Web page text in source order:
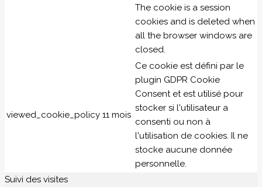
The cookie is a session
cookies and is deleted when
all the browser windows are
closed.
viewed_cookie_policy 11 mois
Ce cookie est défini par le
plugin GDPR Cookie
Consent et est utilisé pour
stocker si l'utilisateur a
consenti ou non à
l'utilisation de cookies. Il ne
stocke aucune donnée
personnelle.
Suivi des visites